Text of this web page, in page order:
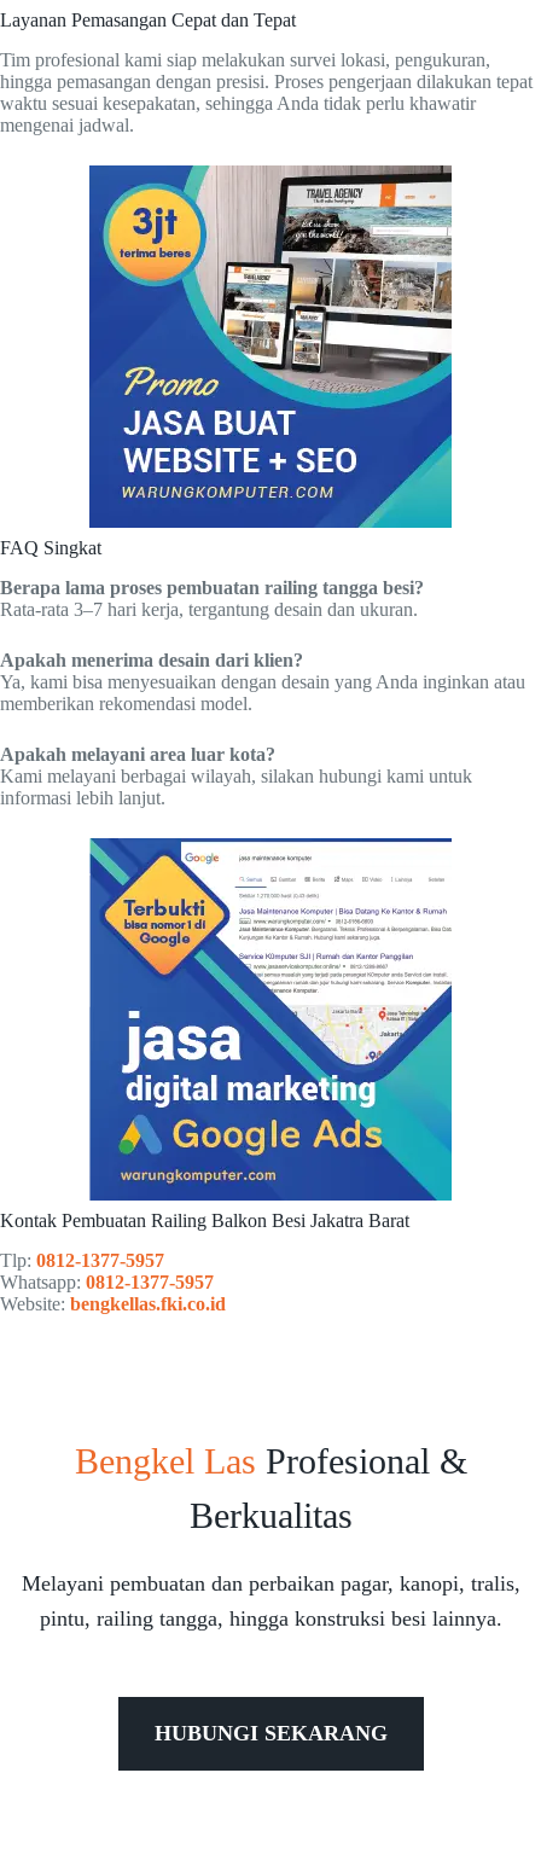
Layanan Pemasangan Cepat dan Tepat
Tim profesional kami siap melakukan survei lokasi, pengukuran,
hingga pemasangan dengan presisi. Proses pengerjaan dilakukan tepat
waktu sesuai kesepakatan, sehingga Anda tidak perlu khawatir
mengenai jadwal.
FAQ Singkat
Berapa lama proses pembuatan railing tangga besi?
Rata-rata 3–7 hari kerja, tergantung desain dan ukuran.
Apakah menerima desain dari klien?
Ya, kami bisa menyesuaikan dengan desain yang Anda inginkan atau
memberikan rekomendasi model.
Apakah melayani area luar kota?
Kami melayani berbagai wilayah, silakan hubungi kami untuk
informasi lebih lanjut.
Kontak Pembuatan Railing Balkon Besi Jakatra Barat
Tlp: 0812-1377-5957
Whatsapp: 0812-1377-5957
Website: bengkellas.fki.co.id
Bengkel Las Profesional &
Berkualitas
Melayani pembuatan dan perbaikan pagar, kanopi, tralis,
pintu, railing tangga, hingga konstruksi besi lainnya.
HUBUNGI SEKARANG